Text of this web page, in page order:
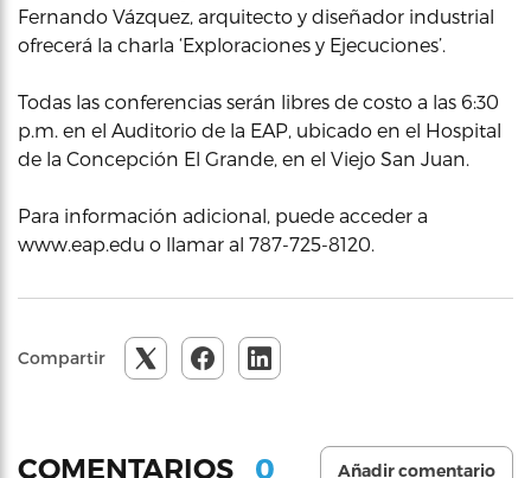
Fernando Vázquez, arquitecto y diseñador industrial
ofrecerá la charla ‘Exploraciones y Ejecuciones’.
Todas las conferencias serán libres de costo a las 6:30
p.m. en el Auditorio de la EAP, ubicado en el Hospital
de la Concepción El Grande, en el Viejo San Juan.
Para información adicional, puede acceder a
www.eap.edu o llamar al 787-725-8120.
Compartir
COMENTARIOS 0 Añadir comentario